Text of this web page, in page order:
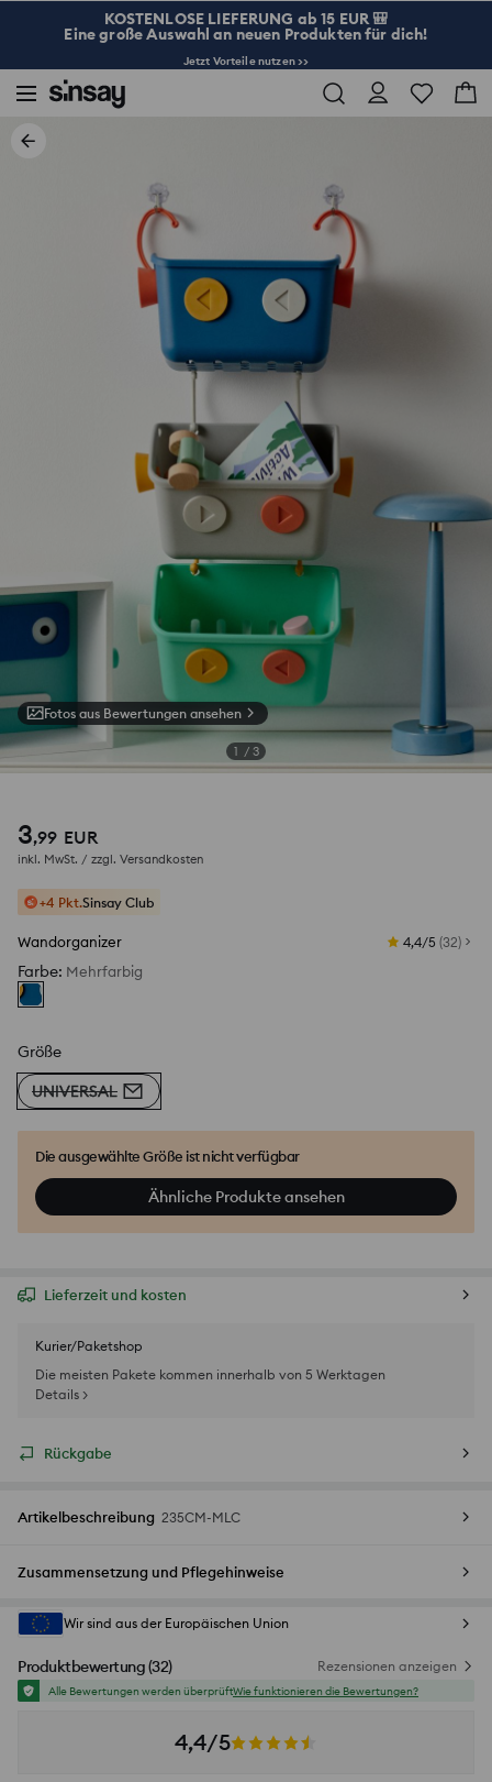
KOSTENLOSE LIEFERUNG ab 15 EUR 🎒
Eine große Auswahl an neuen Produkten für dich!
Jetzt Vorteile nutzen >>
Fotos aus Bewertungen ansehen
1 / 3
3,99 EUR
inkl. MwSt. / zzgl. Versandkosten
+4 Pkt.Sinsay Club
Wandorganizer 4,4/5 (32)
Farbe: Mehrfarbig
Größe
UNIVERSAL
Die ausgewählte Größe ist nicht verfügbar
Ähnliche Produkte ansehen
Lieferzeit und kosten
Kurier/Paketshop
Die meisten Pakete kommen innerhalb von 5 Werktagen
Details >
Rückgabe
Artikelbeschreibung 235CM-MLC
Zusammensetzung und Pflegehinweise
Wir sind aus der Europäischen Union
Produktbewertung(32) Rezensionen anzeigen
Alle Bewertungen werden überprüftWie funktionieren die Bewertungen?
4,4/5